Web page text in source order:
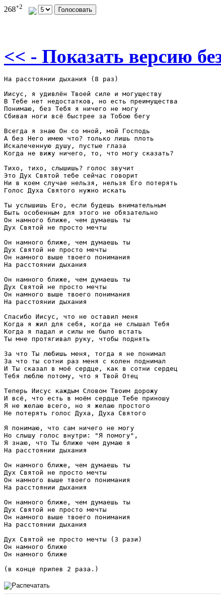
268+2
<< - Показать версию
На расстоянии дыхания (8 раз)
Иисус, я удивлён Твоей силе и могуществу
В Тебе нет недостатков, но есть преимущества
Понимаю, без Тебя я ничего не могу
Сбивая ноги всё быстрее за Тобою бегу
Всегда я знаю Он со мной, мой Господь
А без Него имею что? только лишь плоть
Искалеченную душу, пустые глаза
Когда не вижу ничего, то, что могу сказать?
Тихо, тихо, слышишь? голос звучит
Это Дух Святой тебе сейчас говорит
Ни в коем случае нельзя, нельзя Его потерять
Голос Духа Святого нужно искать
Ты услышишь Его, если будешь внимательным
Быть особенным для этого не обязательно
Он намного ближе, чем думаешь ты
Дух Святой не просто мечты
Он намного ближе, чем думаешь ты
Дух Святой не просто мечты
Он намного выше твоего понимания
На расстоянии дыхания
Он намного ближе, чем думаешь ты
Дух Святой не просто мечты
Он намного выше твоего понимания
На расстоянии дыхания
Спасибо Иисус, что не оставил меня
Когда я жил для себя, когда не слышал Тебя
Когда я падал и силы не было встать
Ты мне протягивал руку, чтобы поднять
За что Ты любишь меня, тогда я не понимал
За что ты сотни раз меня с колен поднимал
И Ты сказал в моё сердце, как в сотни сердец
Тебя люблю потому, что я Твой Отец
Теперь Иисус каждым Словом Твоим дорожу
И всё, что есть в моём сердце Тебе приношу
Я не желаю всего, но я желаю простого
Не потерять голос Духа, Духа Святого
Я понимаю, что сам ничего не могу
Но слышу голос внутри: "Я помогу",
Я знаю, что Ты ближе чем думаю я
На расстоянии дыхания
Он намного ближе, чем думаешь ты
Дух Святой не просто мечты
Он намного выше твоего понимания
На расстоянии дыхания
Он намного ближе, чем думаешь ты
Дух Святой не просто мечты
Он намного выше твоего понимания
На расстоянии дыхания
Дух Святой не просто мечты (3 рази)
Он намного ближе
Он намного ближе
(в конце припев 2 раза.)